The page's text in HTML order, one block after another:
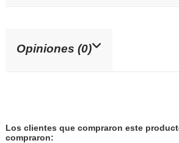
Opiniones (0)
Los clientes que compraron este
compraron: